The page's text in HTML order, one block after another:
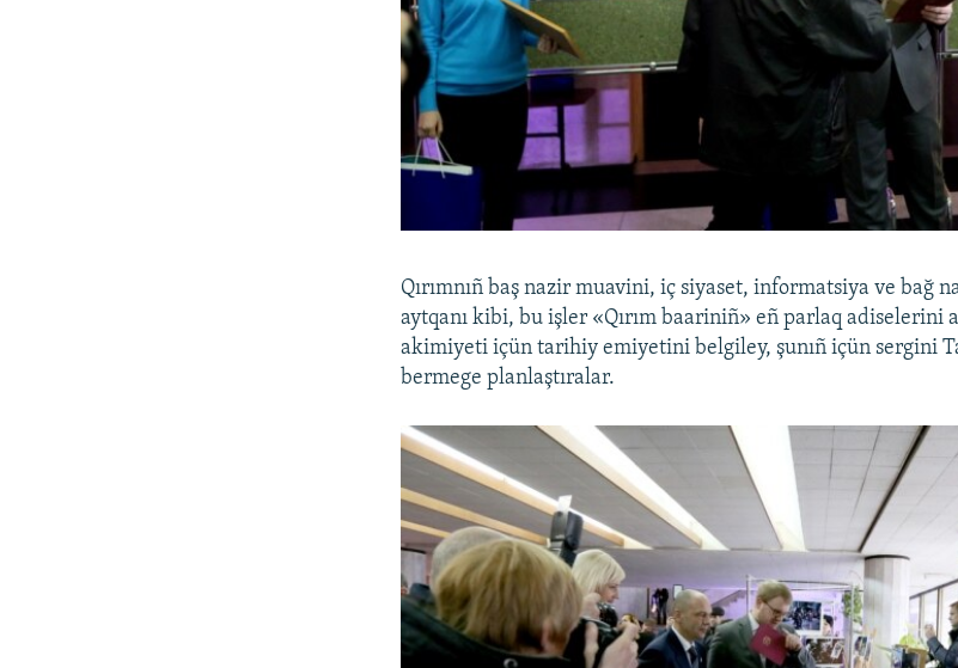
Qırımnıñ baş nazir muavini, iç siyaset, informatsiya ve bağ
aytqanı kibi, bu işler «Qırım baariniñ» eñ parlaq adiselerini
akimiyeti içün tarihiy emiyetini belgiley, şunıñ içün sergini
bermege planlaştıralar.